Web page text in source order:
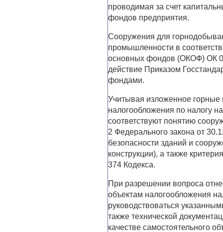
проводимая за счет
фондов предприятия.
Сооружения для
промышленности в
основных фондов (ОКОФ) ОК
действие Приказом
фондами.
Учитывая изложенное горные
налогообложения по налогу
соответствуют понятию
2 Федерального закона от
безопасности зданий и
конструкции), а также
374 Кодекса.
При разрешении вопроса
объектам налогообложения
руководствоваться
также технической
качестве самостоятельного